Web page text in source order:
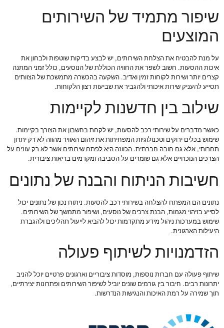
שיפור מתמיד של השירותים
המוצעים
על מנת להבטיח את הצלחת השירותים, יש לבצע בדיקות שוטפות ולבחון את
איכות ההסעות. חשוב לשפר את החוויה הכוללת של הנוסעים, כולל זמני המתנה
קצרים יותר ושירות לקוחות זמין ואדיב. השקעה בהכשרה מתמשכת של הצוותים
תסייע להעניק שירות איכותי ולהגביר את שביעות רצון הלקוחות.
שילוב בין חדשנות לקיימות
כאשר מדברים על שירותי רכב להסעות, יש לקחת בחשבון את הצורך בקיימות.
שימוש בכלים ירוקים וטכנולוגיות המפחיתות את זיהום האוויר מהווה לא רק יתרון
תחרותי, אלא גם חובה חברתית. הכוונה היא לפתח שירותים אשר לא רק עונים על
הצרכים הנוכחיים אלא גם שומרים על הסביבה ומקדמים בריאות ציבורית.
חשיבות הניתוח והבנה של נתונים
נתונים הם המפתח להצלחה בשירותי רכב להסעות. ניתוח נכון של נתונים יכול
לסייע בזיהוי מגמות, הבנת צרכים של נוסעים, ושיפור מתמשך של השירותים.
שימוש במערכות ניהול מידע מתקדמות יכול להביא לייעול תהליכים ולהגברת
היעילות הארגונית.
הזדמנויות לשיתוף פעולה
שיתוף פעולה עם חברות נוספות, מוסדות ציבוריים וארגונים פרטיים יוכל להניב
יתרונות רבים. חיבור בין גורמים שונים יוביל לשיפור השירותים ופתרונות יצירתיים,
תוך שמירה על רמת האיכות והנגישות הנדרשות.